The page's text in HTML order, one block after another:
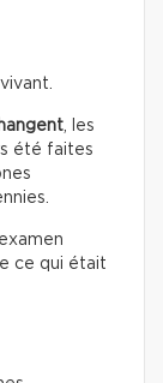
, les
été faites
ce qui était